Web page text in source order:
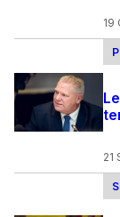
19
21